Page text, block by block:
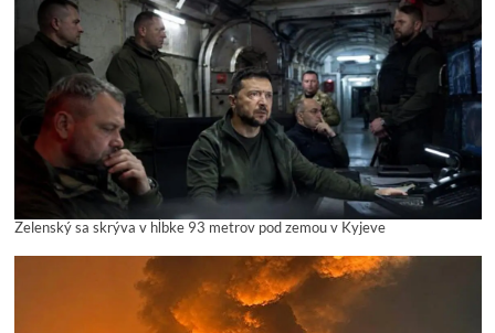
Zelenský sa skrýva v hĺbke 93 metrov pod zemou v Kyjeve